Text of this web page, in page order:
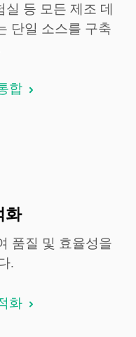
실 등 모든 제조 데
단일 소스를 구축
합
화
품질 및 효율성을
.
화